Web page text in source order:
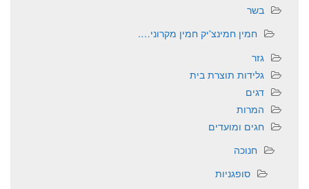
בשר
חמין חמינצ'יק חמין מקרוני….
גזר
גלידות תוצרת בית
דגים
המרות
חגים ומועדים
חנוכה
סופגניות